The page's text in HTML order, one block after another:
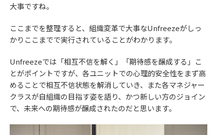
大事ですね。
ここまでを整理すると、組織変革で大事なUnfreezeがしっ
かりここまでで実行されていることがわかります。
Unfreezeでは「相互不信を解く」「期待感を醸成する」こ
とがポイントですが、各ユニットでの心理的安全性をまず高
めることで相互不信状態を解消していき、また各マネジャー
クラスが自組織の目指す姿を語り、かつ新しい方のジョイン
で、未来への期待感が醸成されたのだと思います。